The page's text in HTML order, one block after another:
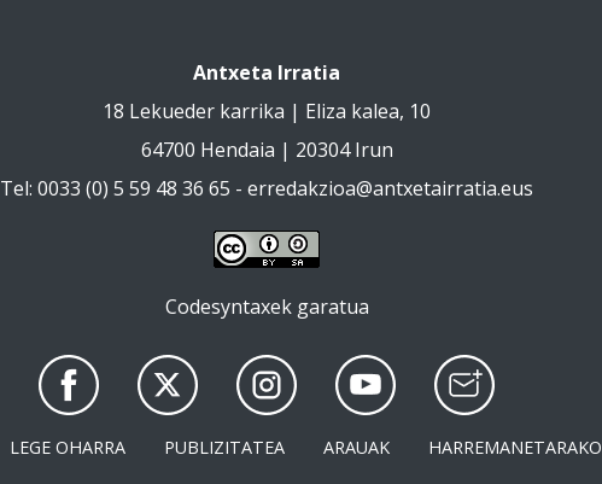
Antxeta Irratia
18 Lekueder karrika | Eliza kalea, 10
64700 Hendaia | 20304 Irun
Tel: 0033 (0) 5 59 48 36 65 - erredakzioa@antxetairratia.eus
Codesyntaxek garatua
LEGE OHARRA PUBLIZITATEA ARAUAK HARREMANETARAKO